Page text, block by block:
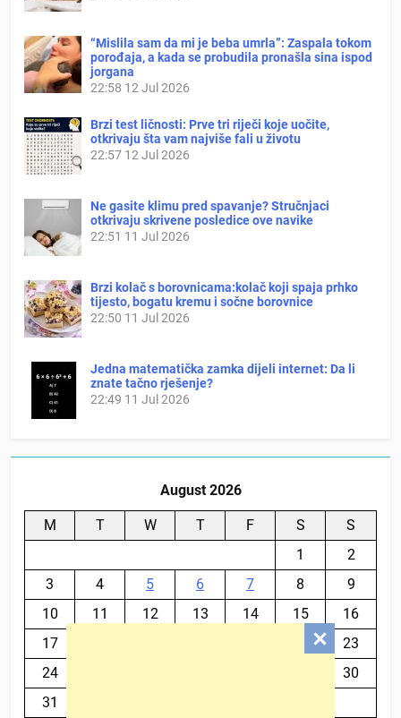
“Mislila sam da mi je beba umrla”: Zaspala tokom
porođaja, a kada se probudila pronašla sina ispod
jorgana
22:58 12 Jul 2026
Brzi test ličnosti: Prve tri riječi koje uočite,
otkrivaju šta vam najviše fali u životu
22:57 12 Jul 2026
Ne gasite klimu pred spavanje? Stručnjaci
otkrivaju skrivene posledice ove navike
22:51 11 Jul 2026
Brzi kolač s borovnicama:kolač koji spaja prhko
tijesto, bogatu kremu i sočne borovnice
22:50 11 Jul 2026
Jedna matematička zamka dijeli internet: Da li
znate tačno rješenje?
22:49 11 Jul 2026
August 2026
M T W T F S
S
1
2
3
4 5 6 7 8
9
10
11 12 13 14 15
16
17
23
24
30
31